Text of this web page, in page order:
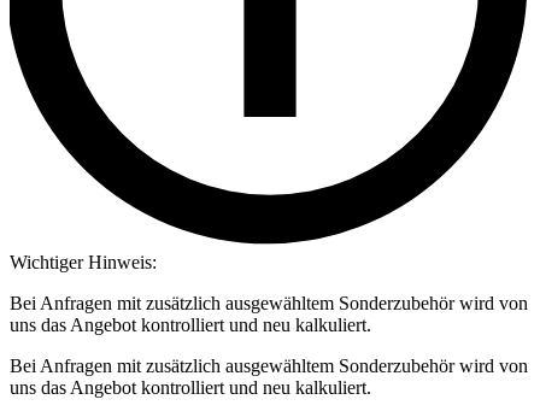
Wichtiger Hinweis:
Bei Anfragen mit zusätzlich ausgewähltem Sonderzubehör wird von
uns das Angebot kontrolliert und neu kalkuliert.
Bei Anfragen mit zusätzlich ausgewähltem Sonderzubehör wird von
uns das Angebot kontrolliert und neu kalkuliert.